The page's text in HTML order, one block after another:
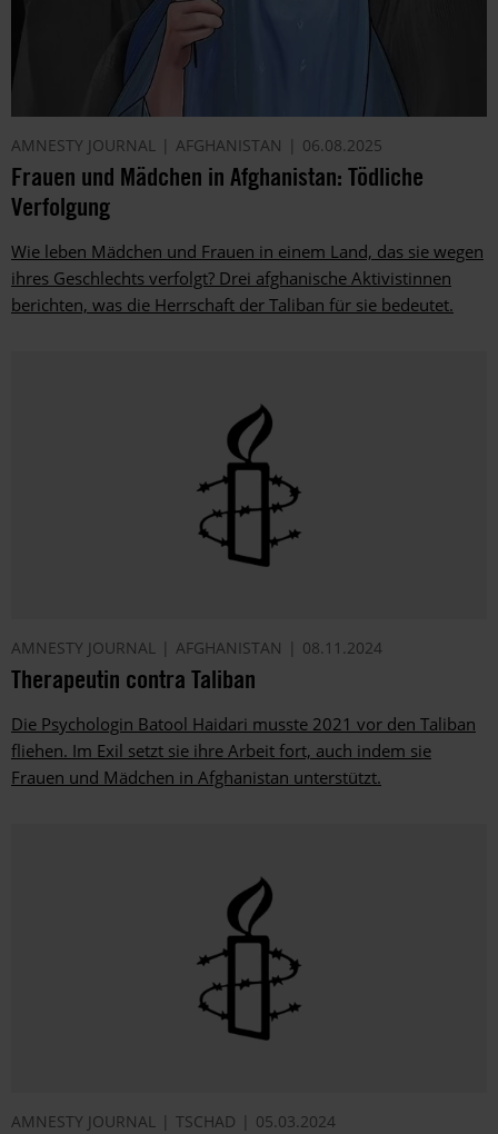
AMNESTY JOURNAL AFGHANISTAN 06.08.2025
Frauen und Mädchen in Afghanistan: Tödliche
Verfolgung
Wie leben Mädchen und Frauen in einem Land, das sie wegen
ihres Geschlechts verfolgt? Drei afghanische Aktivistinnen
berichten, was die Herrschaft der Taliban für sie bedeutet.
AMNESTY JOURNAL AFGHANISTAN 08.11.2024
Therapeutin contra Taliban
Die Psychologin Batool Haidari musste 2021 vor den Taliban
fliehen. Im Exil setzt sie ihre Arbeit fort, auch indem sie
Frauen und Mädchen in Afghanistan unterstützt.
AMNESTY JOURNAL TSCHAD 05.03.2024